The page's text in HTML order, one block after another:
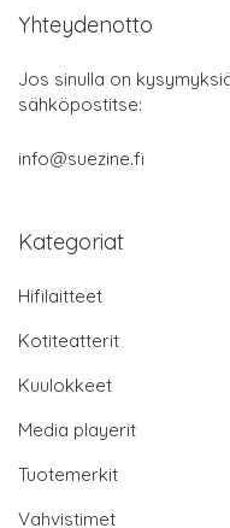
Yhteydenotto
Jos sinulla on
sähköpostitse:
info@suezine.fi
Kategoriat
Hifilaitteet
Kotiteatterit
Kuulokkeet
Media playerit
Tuotemerkit
Vahvistimet